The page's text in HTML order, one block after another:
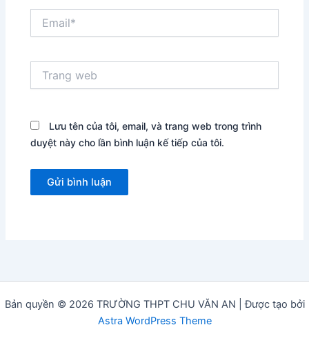
web
Lưu tên của tôi, email, và trang web trong trình
duyệt này cho lần bình luận kế tiếp của tôi.
Bản quyền © 2026 TRƯỜNG THPT CHU VĂN AN | Được tạo bởi
Astra WordPress Theme